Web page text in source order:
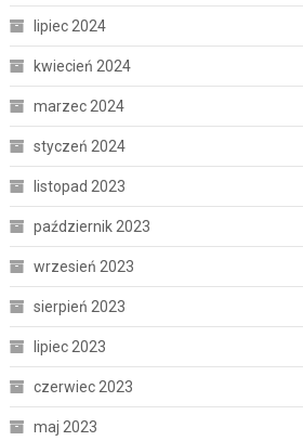
lipiec 2024
kwiecień 2024
marzec 2024
styczeń 2024
listopad 2023
październik 2023
wrzesień 2023
sierpień 2023
lipiec 2023
czerwiec 2023
maj 2023